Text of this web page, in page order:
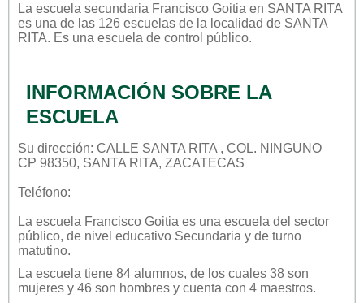
La escuela secundaria Francisco Goitia en SANTA RITA
es una de las 126 escuelas de la localidad de SANTA
RITA. Es una escuela de control público.
INFORMACIÓN SOBRE LA
ESCUELA
Su dirección: CALLE SANTA RITA , COL. NINGUNO
CP 98350, SANTA RITA, ZACATECAS
Teléfono:
La escuela Francisco Goitia es una escuela del sector
público, de nivel educativo Secundaria y de turno
matutino.
La escuela tiene 84 alumnos, de los cuales 38 son
mujeres y 46 son hombres y cuenta con 4 maestros.